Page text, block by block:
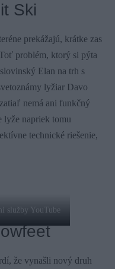
Ski
prekážajú, krátke zas
problém, ktorý si pýta
Elan na trh s
lyžiar Davo
nemá ani funkčný
lyže napriek tomu
technické riešenie,
služby YouTube
že vynašli nový druh